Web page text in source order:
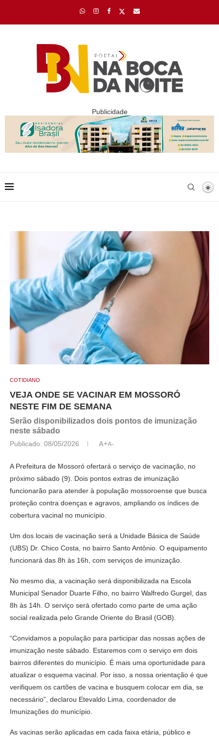
Publicidade
COTIDIANO
VEJA ONDE SE VACINAR EM MOSSORÓ
NESTE FIM DE SEMANA
Serão disponibilizados dois pontos de imunização
neste sábado
Publicado: 08/05/2026 A+A-
A Prefeitura de Mossoró ofertará o serviço de vacinação, no
próximo sábado (9). Dois pontos extras de imunização
funcionarão para atender à população mossoroense que busca
proteção contra doenças e agravos, ampliando os índices de
cobertura vacinal no município.
Um dos locais de vacinação será a Unidade Básica de Saúde
(UBS) Dr. Chico Costa, no bairro Santo Antônio. O equipamento
funcionará das 8h às 16h, com serviços de imunização.
No mesmo dia, a vacinação será disponibilizada na Escola
Municipal Senador Duarte Filho, no bairro Walfredo Gurgel, das
8h às 14h. O serviço será ofertado como parte de uma ação
social realizada pelo Grande Oriente do Brasil (GOB).
“Convidamos a população para participar das nossas ações de
imunização neste sábado. Estaremos com o serviço em dois
bairros diferentes do município. É mais uma oportunidade para
atualizar o esquema vacinal. Por isso, a nossa orientação é que
verifiquem os cartões de vacina e busquem colocar em dia, se
necessário”, declarou Etevaldo Lima, coordenador de
Imunizações do município.
As vacinas serão aplicadas em cada faixa etária, público e